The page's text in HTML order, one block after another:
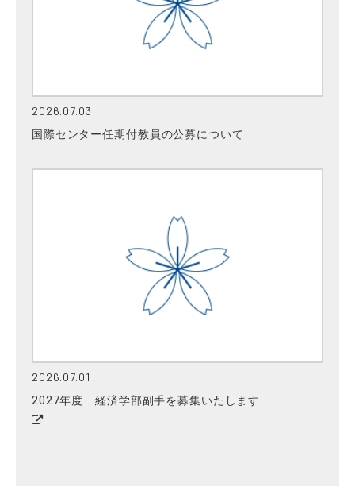
2026.07.03
国際センター任期付教員の公募について
2026.07.01
2027年度 経済学部副手を募集いたします